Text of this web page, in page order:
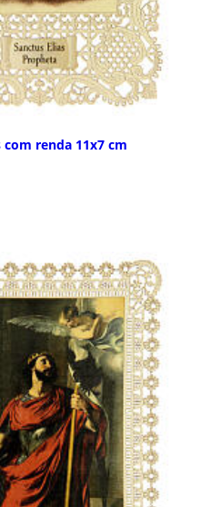
renda 11x7 cm